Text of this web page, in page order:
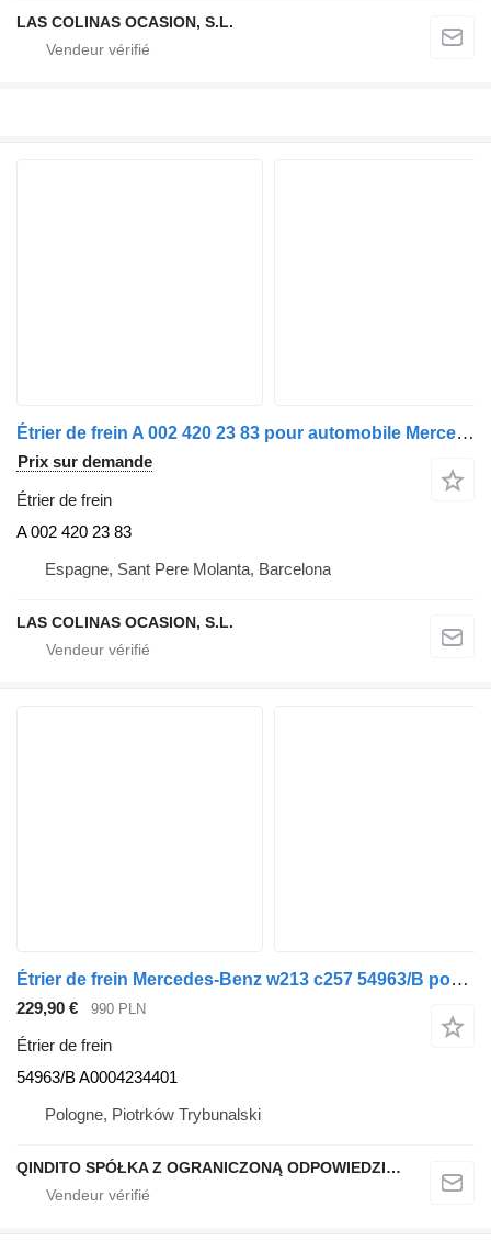
LAS COLINAS OCASION, S.L.
Étrier de frein A 002 420 23 83 pour automobile Mercedes-Benz Clase S (BM 220) Berlina (07.1998->)
Prix sur demande
Étrier de frein
A 002 420 23 83
Espagne, Sant Pere Molanta, Barcelona
LAS COLINAS OCASION, S.L.
Étrier de frein Mercedes-Benz w213 c257 54963/B pour automobile Mercedes-Benz AMG
229,90 € 990 PLN
Étrier de frein
54963/B A0004234401
Pologne, Piotrków Trybunalski
QINDITO SPÓŁKA Z OGRANICZONĄ ODPOWIEDZIALNOŚCIĄ